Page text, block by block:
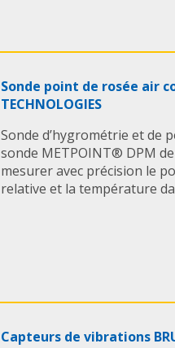
Sonde point de rosée air
TECHNOLOGIES
Sonde d’hygrométrie et de
sonde METPOINT® DPM de
mesurer avec précision le
relative et la température
Capteurs de vibrations